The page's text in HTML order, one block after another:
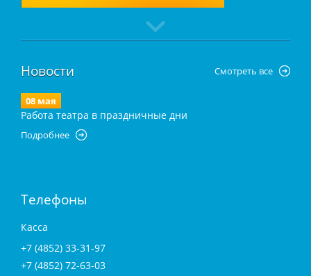
Новости Смотреть все
08 мая
Работа театра в праздничные дни
Подробнее
Телефоны
Касса
+7 (4852) 33-31-97
+7 (4852) 72-63-03